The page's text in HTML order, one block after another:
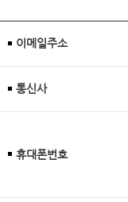
이메일주소
통신사
휴대폰번호